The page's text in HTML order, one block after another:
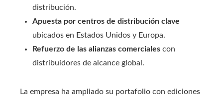
distribución.
Apuesta por centros de distribución clave
ubicados en Estados Unidos y Europa.
Refuerzo de las alianzas comerciales con
distribuidores de alcance global.
La empresa ha ampliado su portafolio con ediciones